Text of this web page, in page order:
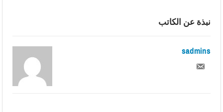
نبذة عن الكاتب
sadmins